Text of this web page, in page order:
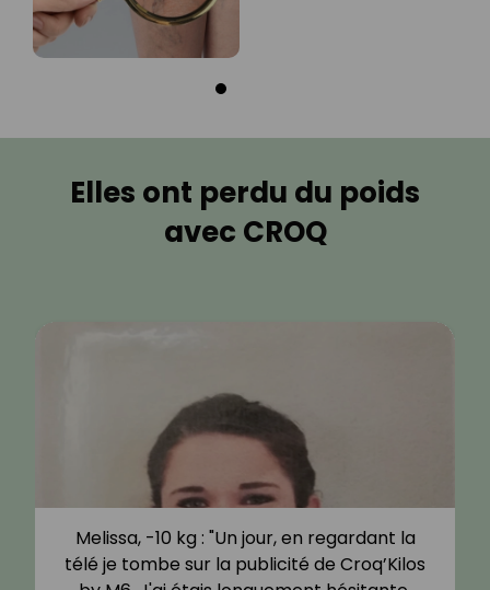
Elles ont perdu du poids
avec CROQ
Melissa, -10 kg : "Un jour, en regardant la
télé je tombe sur la publicité de Croq’Kilos